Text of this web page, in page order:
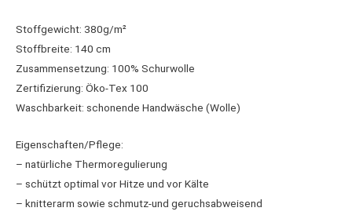
Stoffgewicht: 380g/m²
Stoffbreite: 140 cm
Zusammensetzung: 100% Schurwolle
Zertifizierung: Öko-Tex 100
Waschbarkeit: schonende Handwäsche (Wolle)
Eigenschaften/Pflege:
– natürliche Thermoregulierung
– schützt optimal vor Hitze und vor Kälte
– knitterarm sowie schmutz-und geruchsabweisend